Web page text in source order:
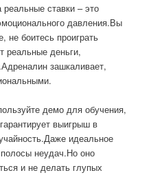
ставки – это
давления.Вы
не боитесь проиграть
реальные деньги,
зашкаливает,
демо для обучения,
выигрыш в
идеальное
неудач.Но оно
и не делать глупых